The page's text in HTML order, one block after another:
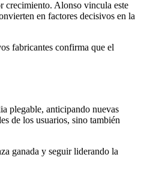
crecimiento. Alonso vincula este
en factores decisivos en la
fabricantes confirma que el
plegable, anticipando nuevas
de los usuarios, sino también
ganada y seguir liderando la